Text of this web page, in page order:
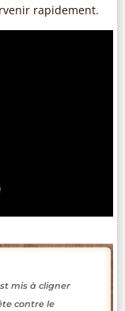
rapidement.
mis à cligner
contre le